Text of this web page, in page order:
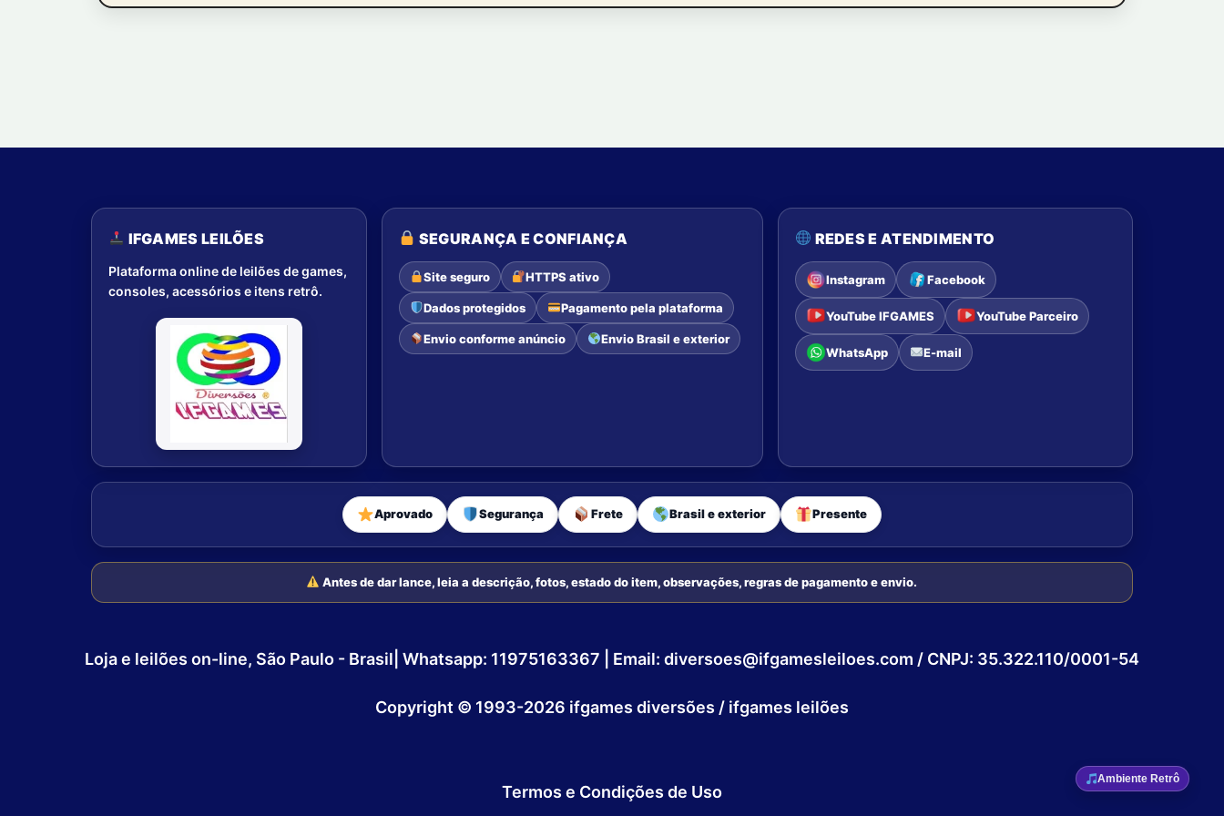
IFGAMES LEILÕES
Plataforma online de leilões de games,
consoles, acessórios e itens retrô.
SEGURANÇA E CONFIANÇA
Site seguro HTTPS ativo
Dados protegidos Pagamento pela plataforma
Envio conforme anúncio Envio Brasil e exterior
REDES E ATENDIMENTO
Instagram Facebook
YouTube IFGAMES YouTube Parceiro
WhatsApp E-mail
Aprovado Segurança Frete Brasil e exterior Presente
Antes de dar lance, leia a descrição, fotos, estado do item, observações, regras de pagamento e envio.
Loja e leilões on-line, São Paulo - Brasil| Whatsapp: 11975163367 | Email: diversoes@ifgamesleiloes.com / CNPJ: 35.322.110/0001-54
Copyright © 1993-2026 ifgames diversões / ifgames leilões
Termos e Condições de Uso
Ambiente Retrô